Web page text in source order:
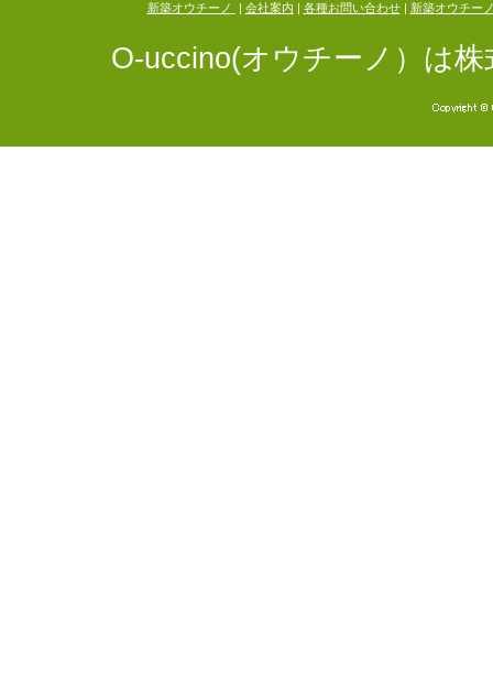
新築オウチーノ 会社案内 各種お問い合わせ| 新築オウチー
O-uccino(オウチーノ）は